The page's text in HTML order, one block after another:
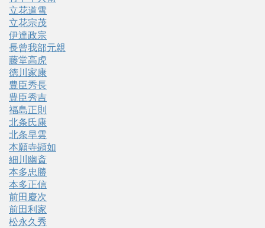
立花道雪
立花宗茂
伊達政宗
長曾我部元親
藤堂高虎
徳川家康
豊臣秀長
豊臣秀吉
福島正則
北条氏康
北条早雲
本願寺顕如
細川幽斎
本多忠勝
本多正信
前田慶次
前田利家
松永久秀